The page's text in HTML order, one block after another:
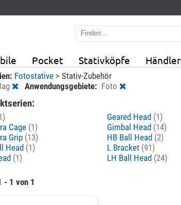
Pocket Stativköpfe Händler
Fotostative > Stativ-Zubehör
Anwendungsgebiete: Foto
Cage (1)
Grip (13)
Head (1)
(1)
Geared Head (1)
Gimbal Head (14)
HB Ball Head (2)
L Bracket (91)
LH Ball Head (24)
- 1 von 1